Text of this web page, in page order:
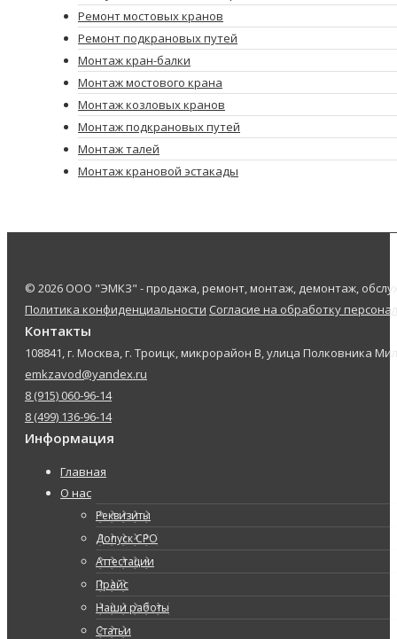
Ремонт мостовых кранов
Ремонт подкрановых путей
Монтаж кран-балки
Монтаж мостового крана
Монтаж козловых кранов
Монтаж подкрановых путей
Монтаж талей
Монтаж крановой эстакады
© 2026 ООО "ЭМКЗ" - продажа, ремонт, монтаж, демонтаж,
Политика конфиденциальности Согласие на обработку
Контакты
108841, г. Москва, г. Троицк, микрорайон В, улица Полковника
emkzavod@yandex.ru
8 (915) 060-96-14
8 (499) 136-96-14
Информация
Главная
О нас
Реквизиты
Допуск СРО
Аттестации
Прайс
Наши работы
Статьи